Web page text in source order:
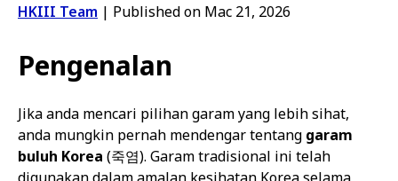
Kedai
HKIII Team | Published on Mac 21, 2026
Pengenalan
Jika anda mencari pilihan garam yang lebih sihat,
anda mungkin pernah mendengar tentang garam
buluh Korea (죽염). Garam tradisional ini telah